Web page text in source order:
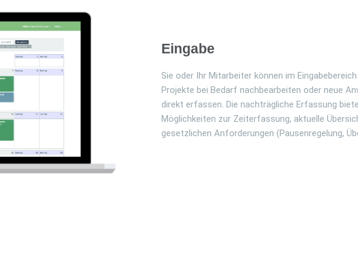
Eingabe
Sie oder Ihr Mitarbeiter können im
Projekte bei Bedarf nachbearbeiten oder neue
direkt erfassen. Die nachträgliche Erfassung
Möglichkeiten zur Zeiterfassung, aktuelle
gesetzlichen Anforderungen (Pausenregelung,